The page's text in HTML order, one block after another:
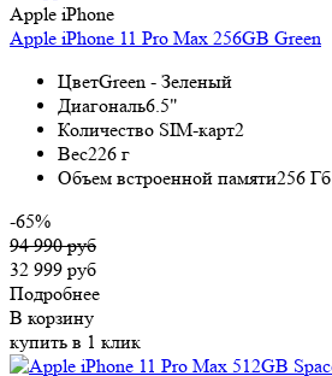
Apple iPhone
Apple iPhone 11 Pro Max 256GB Green
ЦветGreen - Зеленый
Диагональ6.5"
Количество SIM-карт2
Вес226 г
Объем встроенной памяти256 Гб
-65%
94 990 руб
32 999 руб
Подробнее
В корзину
купить в 1 клик